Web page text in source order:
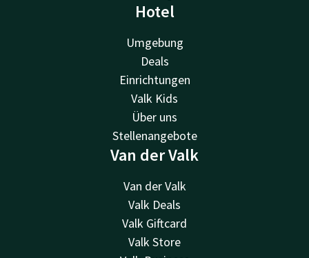
Hotel
Umgebung
Deals
Einrichtungen
Valk Kids
Über uns
Stellenangebote
Van der Valk
Van der Valk
Valk Deals
Valk Giftcard
Valk Store